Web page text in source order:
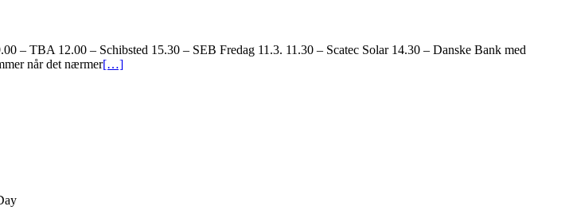
– TBA 12.00 – Schibsted 15.30 – SEB Fredag 11.3. 11.30 – Scatec Solar 14.30 – Danske Bank med
når det nærmer[…]